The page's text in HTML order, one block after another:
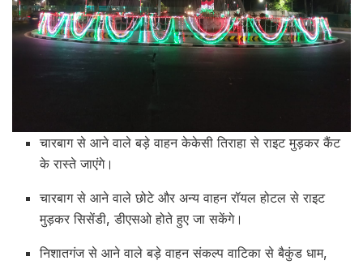
चारबाग से आने वाले बड़े वाहन केकेसी तिराहा से राइट मुड़कर कैंट
के रास्ते जाएंगे।
चारबाग से आने वाले छोटे और अन्य वाहन रॉयल होटल से राइट
मुड़कर सिसेंडी, डीएसओ होते हुए जा सकेंगे।
निशातगंज से आने वाले बड़े वाहन संकल्प वाटिका से बैकुंड धाम,